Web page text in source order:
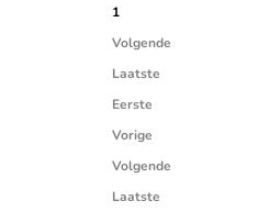
1
Volgende
Laatste
Eerste
Vorige
Volgende
Laatste